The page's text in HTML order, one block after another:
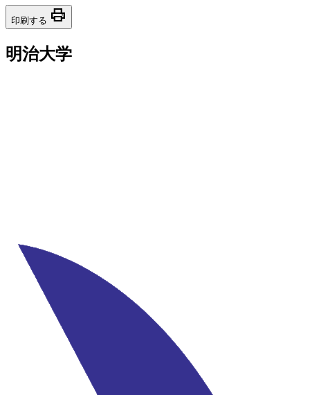
印刷する print
明治大学